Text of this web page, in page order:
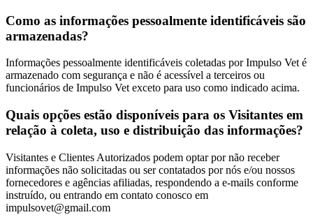
Como as informações pessoalmente identificáveis são
armazenadas?
Informações pessoalmente identificáveis coletadas por Impulso Vet é
armazenado com segurança e não é acessível a terceiros ou
funcionários de Impulso Vet exceto para uso como indicado acima.
Quais opções estão disponíveis para os Visitantes em
relação à coleta, uso e distribuição das informações?
Visitantes e Clientes Autorizados podem optar por não receber
informações não solicitadas ou ser contatados por nós e/ou nossos
fornecedores e agências afiliadas, respondendo a e-mails conforme
instruído, ou entrando em contato conosco em
impulsovet@gmail.com